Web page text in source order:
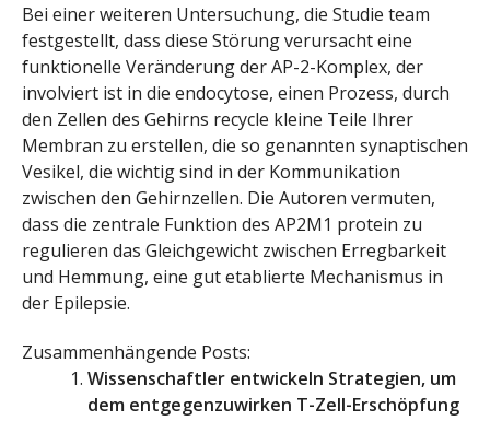
Bei einer weiteren Untersuchung, die Studie team
festgestellt, dass diese Störung verursacht eine
funktionelle Veränderung der AP-2-Komplex, der
involviert ist in die endocytose, einen Prozess, durch
den Zellen des Gehirns recycle kleine Teile Ihrer
Membran zu erstellen, die so genannten synaptischen
Vesikel, die wichtig sind in der Kommunikation
zwischen den Gehirnzellen. Die Autoren vermuten,
dass die zentrale Funktion des AP2M1 protein zu
regulieren das Gleichgewicht zwischen Erregbarkeit
und Hemmung, eine gut etablierte Mechanismus in
der Epilepsie.
Zusammenhängende Posts:
Wissenschaftler entwickeln Strategien, um
dem entgegenzuwirken T-Zell-Erschöpfung